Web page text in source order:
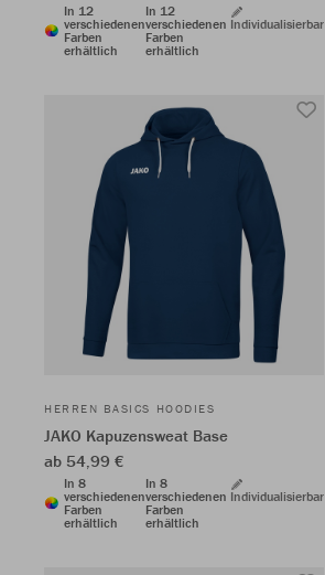
In 12
verschiedenen
Farben
erhältlich
In 12
verschiedenen
Farben
erhältlich
Individualisierbar
HERREN BASICS HOODIES
JAKO Kapuzensweat Base
ab 54,99 €
In 8
verschiedenen
Farben
erhältlich
In 8
verschiedenen
Farben
erhältlich
Individualisierbar